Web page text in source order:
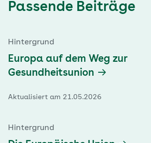
Passende Beiträge
Hintergrund
Europa auf dem Weg zur
Gesundheitsunion
Aktualisiert am 21.05.2026
Hintergrund